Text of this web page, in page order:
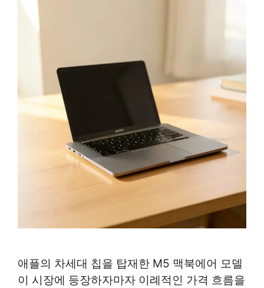
애플의 차세대 칩을 탑재한 M5 맥북에어 모델
이 시장에 등장하자마자 이례적인 가격 흐름을